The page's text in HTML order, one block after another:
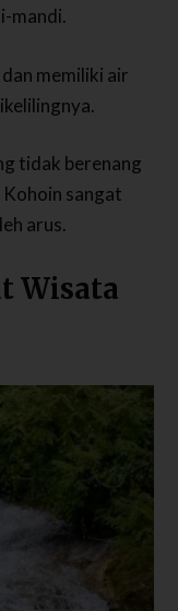
mandi.
memiliki air
tidak berenang
Kohoin sangat
arus.
Wisata